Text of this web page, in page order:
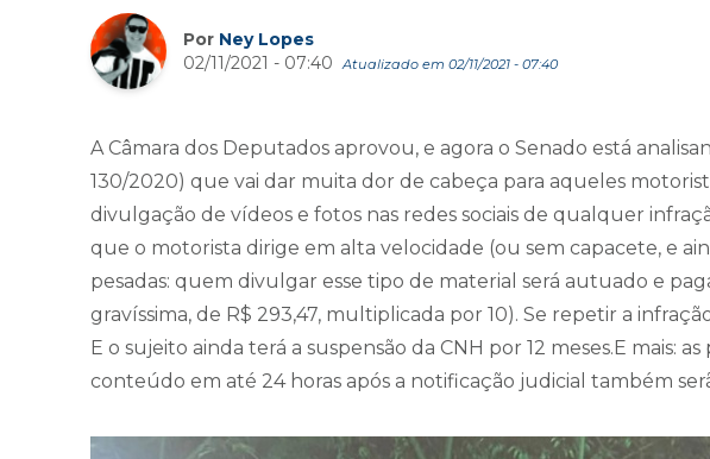
Por Ney Lopes
02/11/2021 - 07:40
Atualizado em 02/11/2021 - 07:40
A Câmara dos Deputados aprovou, e agora o Senado está
130/2020) que vai dar muita dor de cabeça para aqueles
divulgação de vídeos e fotos nas redes sociais de qualquer
que o motorista dirige em alta velocidade (ou sem capacete, e
pesadas: quem divulgar esse tipo de material será autuado e
gravíssima, de R$ 293,47, multiplicada por 10). Se repetir a
E o sujeito ainda terá a suspensão da CNH por 12 meses.E mais:
conteúdo em até 24 horas após a notificação judicial também